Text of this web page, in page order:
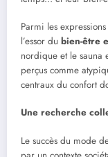
Parmi les
l’essor du bien-être
nordique et le sauna
perçus comme
centraux du confort
Une recherche
Le succès du mode